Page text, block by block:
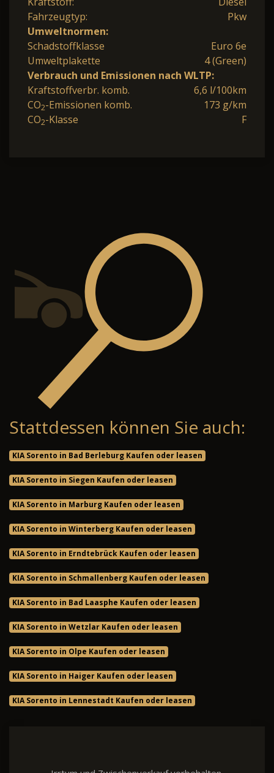
Fahrzeugtyp:
Pkw
Umweltnormen:
Schadstoffklasse
Euro 6e
Umweltplakette
4 (Green)
Verbrauch und Emissionen nach WLTP:
Kraftstoffverbr. komb.
6,6 l/100km
CO2-Emissionen komb.
173 g/km
CO2-Klasse F
Stattdessen können Sie auch:
KIA Sorento in Bad Berleburg Kaufen oder leasen
KIA Sorento in Siegen Kaufen oder leasen
KIA Sorento in Marburg Kaufen oder leasen
KIA Sorento in Winterberg Kaufen oder leasen
KIA Sorento in Erndtebrück Kaufen oder leasen
KIA Sorento in Schmallenberg Kaufen oder leasen
KIA Sorento in Bad Laasphe Kaufen oder leasen
KIA Sorento in Wetzlar Kaufen oder leasen
KIA Sorento in Olpe Kaufen oder leasen
KIA Sorento in Haiger Kaufen oder leasen
KIA Sorento in Lennestadt Kaufen oder leasen